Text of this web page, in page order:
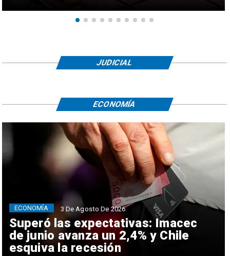
JUDICIAL
Superó las expectativas: Imacec
de junio avanza un 2,4% y Chile
esquiva la recesión
ECONOMÍA 3 De Agosto De 2026
ECONOMÍA